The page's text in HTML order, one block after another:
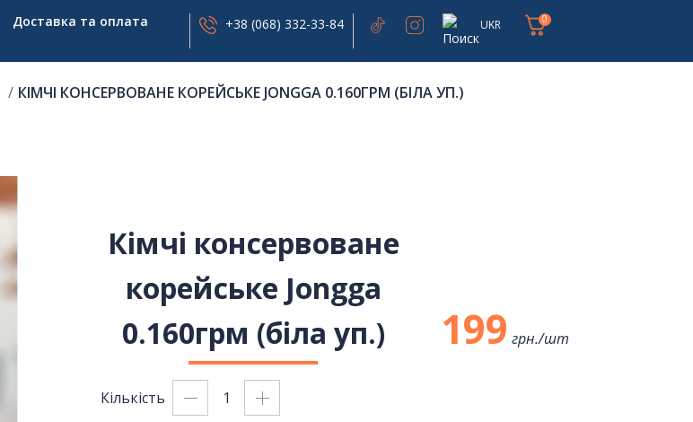
Доставка та оплата +38 (068) 332-33-84 UKR 0
КІМЧІ КОНСЕРВОВАНЕ КОРЕЙСЬКЕ JONGGA 0.160ГРМ (БІЛА УП.)
Кімчі консервоване
корейське Jongga
0.160грм (біла уп.)
199 грн./шт
Кількість